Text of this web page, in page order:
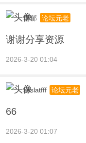
李郁 论坛元老
谢谢分享资源
2026-3-20 01:04
ssslatfff 论坛元老
66
2026-3-20 01:07